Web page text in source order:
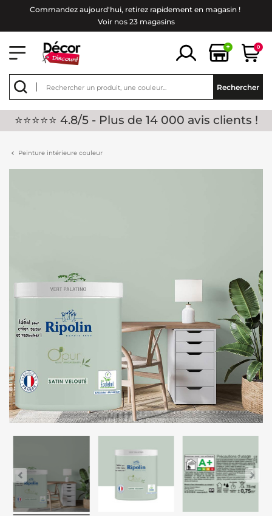
Commandez aujourd'hui, retirez rapidement en magasin !
Voir nos 23 magasins
+ 0
Rechercher
⭐⭐⭐⭐⭐ 4.8/5 - Plus de 14 000 avis clients !
Peinture intérieure couleur